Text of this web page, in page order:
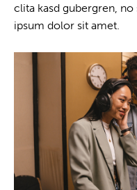
clita kasd gubergren, no
ipsum dolor sit amet.